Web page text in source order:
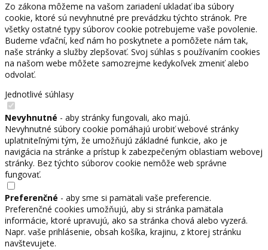
Zo zákona môžeme na vašom zariadení ukladať iba súbory
cookie, ktoré sú nevyhnutné pre prevádzku týchto stránok. Pre
všetky ostatné typy súborov cookie potrebujeme vaše povolenie.
Budeme vďační, keď nám ho poskytnete a pomôžete nám tak,
naše stránky a služby zlepšovať. Svoj súhlas s používaním cookies
na našom webe môžete samozrejme kedykoľvek zmeniť alebo
odvolať.
Jednotlivé súhlasy
Nevyhnutné - aby stránky fungovali, ako majú.
Nevyhnutné súbory cookie pomáhajú urobiť webové stránky
uplatniteľnými tým, že umožňujú základné funkcie, ako je
navigácia na stránke a prístup k zabezpečeným oblastiam webovej
stránky. Bez týchto súborov cookie nemôže web správne
fungovať.
Preferenčné - aby sme si pamätali vaše preferencie.
Preferenčné cookies umožňujú, aby si stránka pamätala
informácie, ktoré upravujú, ako sa stránka chová alebo vyzerá.
Napr. vaše prihlásenie, obsah košíka, krajinu, z ktorej stránku
navštevujete.